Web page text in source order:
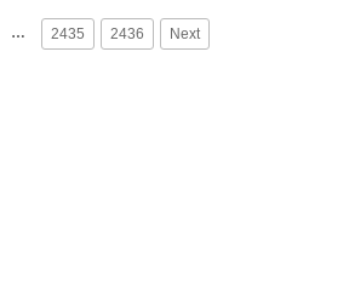
… 2435 2436 Next